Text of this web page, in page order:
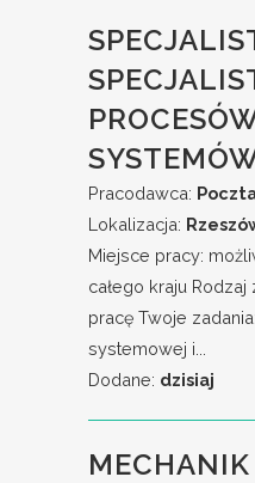
Pracodawca:
Lokalizacja:
Miejsce pracy:
całego kraju
pracę Twoje
systemowej i...
Dodane: dzisiaj